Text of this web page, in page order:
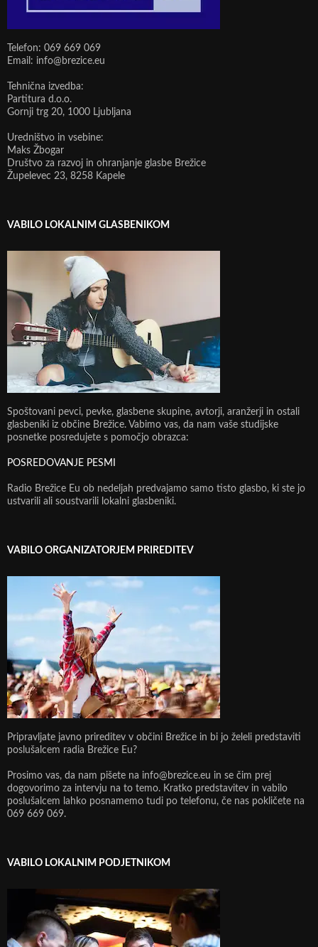
Telefon: 069 669 069
Email: info@brezice.eu
Tehnična izvedba:
Partitura d.o.o.
Gornji trg 20, 1000 Ljubljana
Uredništvo in vsebine:
Maks Žbogar
Društvo za razvoj in ohranjanje glasbe Brežice
Župelevec 23, 8258 Kapele
VABILO LOKALNIM GLASBENIKOM
Spoštovani pevci, pevke, glasbene skupine, avtorji, aranžerji in ostali
glasbeniki iz občine Brežice. Vabimo vas, da nam vaše studijske
posnetke posredujete s pomočjo obrazca:
POSREDOVANJE PESMI
Radio Brežice Eu ob nedeljah predvajamo samo tisto glasbo, ki ste jo
ustvarili ali soustvarili lokalni glasbeniki.
VABILO ORGANIZATORJEM PRIREDITEV
Pripravljate javno prireditev v občini Brežice in bi jo želeli predstaviti
poslušalcem radia Brežice Eu?
Prosimo vas, da nam pišete na info@brezice.eu in se čim prej
dogovorimo za intervju na to temo. Kratko predstavitev in vabilo
poslušalcem lahko posnamemo tudi po telefonu, če nas pokličete na
069 669 069.
VABILO LOKALNIM PODJETNIKOM